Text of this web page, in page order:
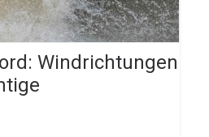
Windrichtungen